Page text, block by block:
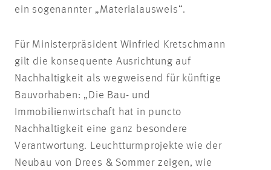
ein sogenannter „Materialausweis“.
Für Ministerpräsident Winfried Kretschmann
gilt die konsequente Ausrichtung auf
Nachhaltigkeit als wegweisend für künftige
Bauvorhaben: „Die Bau- und
Immobilienwirtschaft hat in puncto
Nachhaltigkeit eine ganz besondere
Verantwortung. Leuchtturmprojekte wie der
Neubau von Drees & Sommer zeigen, wie